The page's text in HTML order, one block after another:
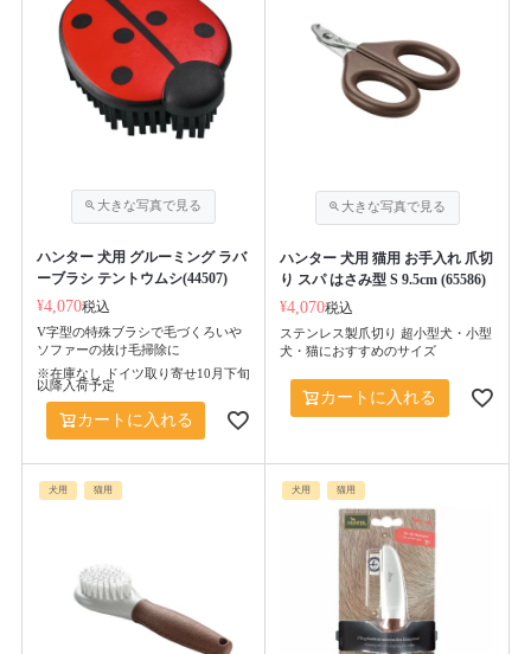
ハンター 犬用 グルーミング ラバ
ーブラシ テントウムシ(44507)
¥4,070税込
V字型の特殊ブラシで毛づくろいや
ソファーの抜け毛掃除に
※在庫なし ドイツ取り寄せ10月下旬
以降入荷予定
カートに入れる
ハンター 犬用 猫用 お手入れ 爪切
り スパ はさみ型 S 9.5cm (65586)
¥4,070税込
ステンレス製爪切り 超小型犬・小型
犬・猫におすすめのサイズ
カートに入れる
犬用 猫用 犬用 猫用